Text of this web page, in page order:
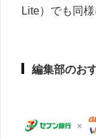
Lite）でも同
編集部のお